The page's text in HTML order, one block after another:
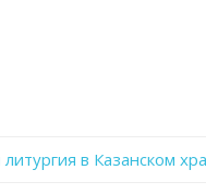
в Казанском